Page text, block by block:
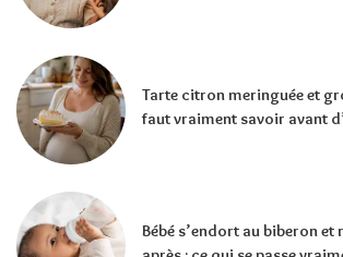
Tarte citron meringuée et
faut vraiment savoir avant
Bébé s’endort au biberon et